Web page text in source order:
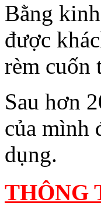
Bằng
được
rèm cuốn
Sau hơn
của mình
dụng.
THÔNG